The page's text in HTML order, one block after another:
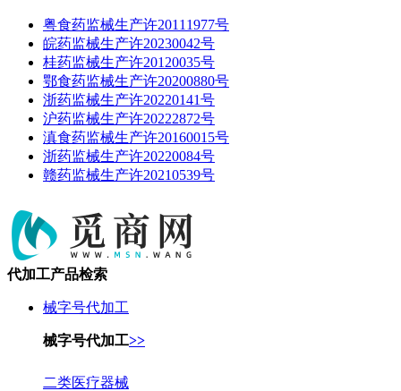
粤食药监械生产许20111977号
皖药监械生产许20230042号
桂药监械生产许20120035号
鄂食药监械生产许20200880号
浙药监械生产许20220141号
沪药监械生产许20222872号
滇食药监械生产许20160015号
浙药监械生产许20220084号
赣药监械生产许20210539号
代加工产品检索
械字号代加工
械字号代加工>>
二类医疗器械